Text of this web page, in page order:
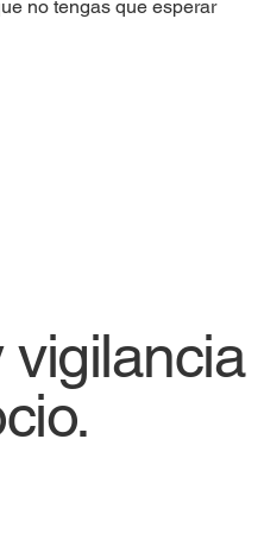
no tengas que esperar